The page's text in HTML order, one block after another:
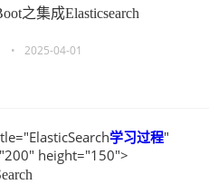
之集成Elasticsearch
• 2025-04-01
学习过程"
height="150">